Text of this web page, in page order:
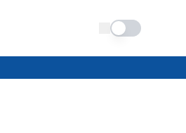
Schimba tema